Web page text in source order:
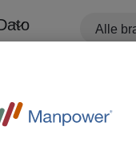
Alle